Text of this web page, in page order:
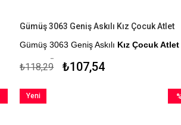
Gümüş 3063 Geniş Askılı Kız Çocuk Atlet
Gümüş 3063 Geniş Askılı Kız Çocuk Atlet
Kapıda Ödeme Seçeneği
₺107,54
₺118,29
Yeni